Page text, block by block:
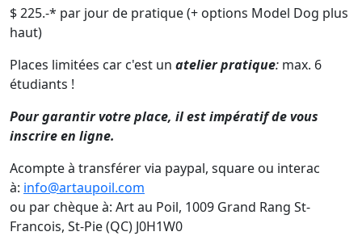
$ 225.-* par jour de pratique (+ options Model Dog plus
haut)
Places limitées car c'est un atelier pratique: max. 6
étudiants !
Pour garantir votre place, il est impératif de vous
inscrire en ligne.
Acompte à transférer via paypal, square ou interac
à: info@artaupoil.com
ou par chèque à: Art au Poil, 1009 Grand Rang St-
Francois, St-Pie (QC) J0H1W0